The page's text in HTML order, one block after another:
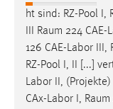
ht sind: RZ-Pool I,
Raum 224 CAE-
126 CAE-Labor III,
RZ-Pool I, II [...]
Labor II, (Projekte)
CAx-Labor I, Raum